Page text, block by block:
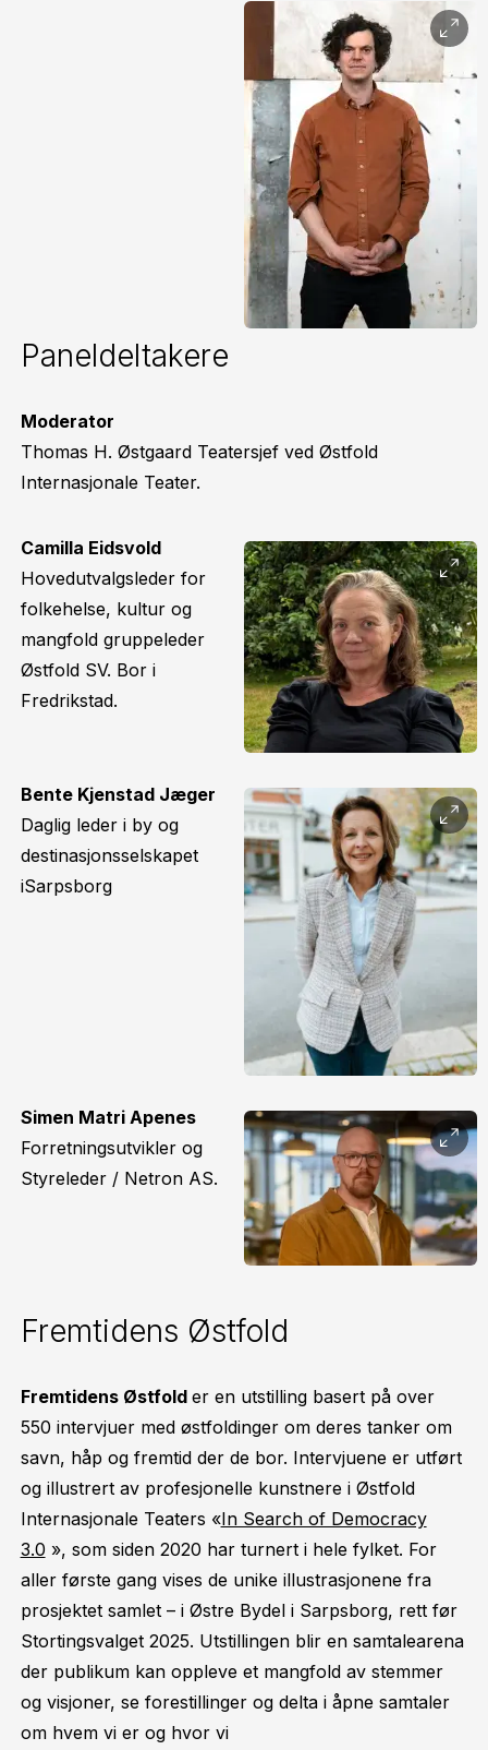
Paneldeltakere
Moderator
Thomas H. Østgaard Teatersjef ved Østfold
Internasjonale Teater.
Camilla Eidsvold
Hovedutvalgsleder for
folkehelse, kultur og
mangfold gruppeleder
Østfold SV. Bor i
Fredrikstad.
Bente Kjenstad Jæger
Daglig leder i by og
destinasjonsselskapet
iSarpsborg
Simen Matri Apenes
Forretningsutvikler og
Styreleder / Netron AS.
Fremtidens Østfold
Fremtidens Østfold er en utstilling basert på over
550 intervjuer med østfoldinger om deres tanker om
savn, håp og fremtid der de bor. Intervjuene er utført
og illustrert av profesjonelle kunstnere i Østfold
Internasjonale Teaters «In Search of Democracy
3.0 », som siden 2020 har turnert i hele fylket. For
aller første gang vises de unike illustrasjonene fra
prosjektet samlet – i Østre Bydel i Sarpsborg, rett før
Stortingsvalget 2025. Utstillingen blir en samtalearena
der publikum kan oppleve et mangfold av stemmer
og visjoner, se forestillinger og delta i åpne samtaler
om hvem vi er og hvor vi